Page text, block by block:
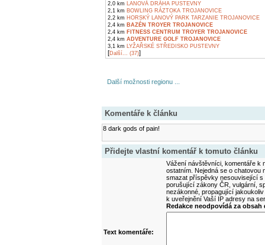
2,0 km LANOVÁ DRÁHA PUSTEVNY
2,1 km BOWLING RÁZTOKA TROJANOVICE
2,2 km HORSKÝ LANOVÝ PARK TARZANIE TROJANOVICE
2,4 km BAZÉN TROYER TROJANOVICE
2,4 km FITNESS CENTRUM TROYER TROJANOVICE
2,4 km ADVENTURE GOLF TROJANOVICE
3,1 km LYŽAŘSKÉ STŘEDISKO PUSTEVNY
[Další... (37)]
Další možnosti regionu ...
Komentáře k článku
8 dark gods of pain!
Přidejte vlastní komentář k tomuto článku
Vážení návštěvníci, komentáře k
ostatním. Nejedná se o
smazat příspěvky nesouvisející
porušující zákony ČR, vulgární,
nezákonné, propagující
k uveřejnění Vaší IP adresy na
Redakce neodpovídá za
Text komentáře: